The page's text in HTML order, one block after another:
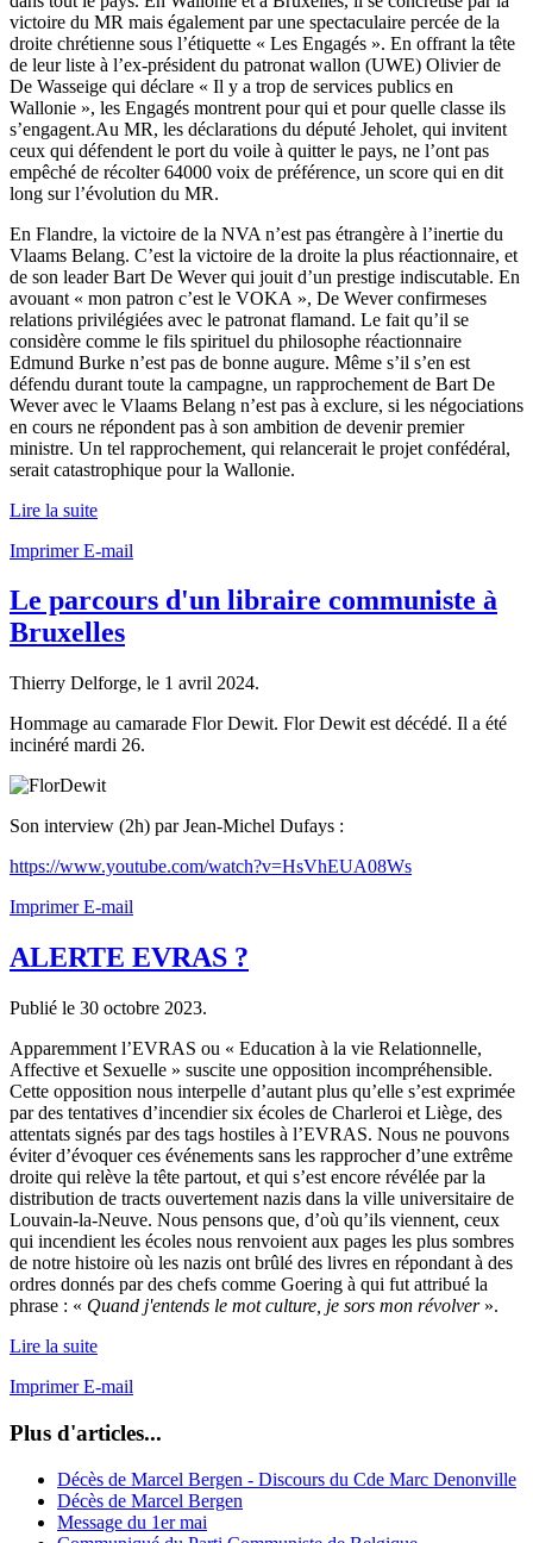
victoire du MR mais également par une spectaculaire percée de la
droite chrétienne sous l’étiquette « Les Engagés ». En offrant la tête
de leur liste à l’ex-président du patronat wallon (UWE) Olivier de
De Wasseige qui déclare « Il y a trop de services publics en
Wallonie », les Engagés montrent pour qui et pour quelle classe ils
s’engagent.Au MR, les déclarations du député Jeholet, qui invitent
ceux qui défendent le port du voile à quitter le pays, ne l’ont pas
empêché de récolter 64000 voix de préférence, un score qui en dit
long sur l’évolution du MR.
En Flandre, la victoire de la NVA n’est pas étrangère à l’inertie du
Vlaams Belang. C’est la victoire de la droite la plus réactionnaire, et
de son leader Bart De Wever qui jouit d’un prestige indiscutable. En
avouant « mon patron c’est le VOKA », De Wever confirmeses
relations privilégiées avec le patronat flamand. Le fait qu’il se
considère comme le fils spirituel du philosophe réactionnaire
Edmund Burke n’est pas de bonne augure. Même s’il s’en est
défendu durant toute la campagne, un rapprochement de Bart De
Wever avec le Vlaams Belang n’est pas à exclure, si les négociations
en cours ne répondent pas à son ambition de devenir premier
ministre. Un tel rapprochement, qui relancerait le projet confédéral,
serait catastrophique pour la Wallonie.
Lire la suite
ImprimerE-mail
Le parcours d'un libraire communiste à
Bruxelles
Thierry Delforge, le 1 avril 2024.
Hommage au camarade Flor Dewit. Flor Dewit est décédé. Il a été
incinéré mardi 26.
Son interview (2h) par Jean-Michel Dufays :
https://www.youtube.com/watch?v=HsVhEUA08Ws
ImprimerE-mail
ALERTE EVRAS ?
Publié le 30 octobre 2023.
Apparemment l’EVRAS ou « Education à la vie Relationnelle,
Affective et Sexuelle » suscite une opposition incompréhensible.
Cette opposition nous interpelle d’autant plus qu’elle s’est exprimée
par des tentatives d’incendier six écoles de Charleroi et Liège, des
attentats signés par des tags hostiles à l’EVRAS. Nous ne pouvons
éviter d’évoquer ces événements sans les rapprocher d’une extrême
droite qui relève la tête partout, et qui s’est encore révélée par la
distribution de tracts ouvertement nazis dans la ville universitaire de
Louvain-la-Neuve. Nous pensons que, d’où qu’ils viennent, ceux
qui incendient les écoles nous renvoient aux pages les plus sombres
de notre histoire où les nazis ont brûlé des livres en répondant à des
ordres donnés par des chefs comme Goering à qui fut attribué la
phrase : « Quand j'entends le mot culture, je sors mon révolver».
Lire la suite
ImprimerE-mail
Plus d'articles...
Décès de Marcel Bergen - Discours du Cde Marc Denonville
Décès de Marcel Bergen
Message du 1er mai